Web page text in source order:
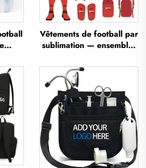
Vêtements de football par
sublimation — ensembles
pour entraînement
masculin, sportswear de
football personnalisé,
uniforme d'équipe de
football